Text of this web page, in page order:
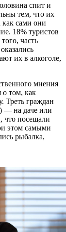
спит и
тем, что их
как сами они
18% туристов
часть
их в алкоголе,
мнения
о том, как
Треть граждан
— на даче или
что посещали
этом самыми
рыбалка,